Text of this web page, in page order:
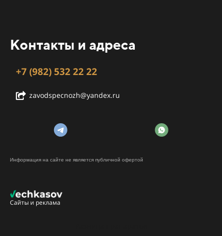
Контакты и адреса
+7 (982) 532 22 22
zavodspecnozh@yandex.ru
Информация на сайте не является публичной офертой
Сайты и реклама